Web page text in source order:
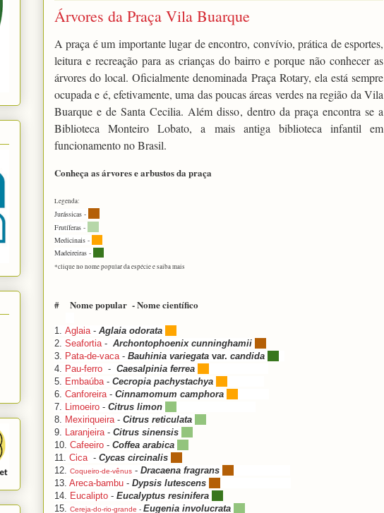
Árvores da Praça Vila Buarque
A praça é um importante lugar de encontro, convívio, prática de esportes,
leitura e recreação para as crianças do bairro e porque não conhecer as
árvores do local. Oficialmente denominada Praça Rotary, ela está sempre
ocupada e é, efetivamente, uma das poucas áreas verdes na região da Vila
Buarque e de Santa Cecilia. Além disso, dentro da praça encontra se a
Biblioteca Monteiro Lobato, a mais antiga biblioteca infantil em
funcionamento no Brasil.
Conheça as árvores e arbustos da praça
Legenda:
Jurássicas -
Frutíferas -
Medicinais -
Madeireiras -
*clique no nome popular da espécie e saiba mais
# Nome popular - Nome científico
1. Aglaia - Aglaia odorata
2. Seafortia - Archontophoenix cunninghamii
3.
Pata-de-vaca - Bauhinia variegata var. candida
4.
Pau-ferro - Caesalpinia ferrea
5.
Embaúba - Cecropia pachystachya
6. Canforeira - Cinnamomum camphora
7.
Limoeiro - Citrus limon
8.
Mexiriqueira - Citrus reticulata
9.
Laranjeira - Citrus sinensis
10. Cafeeiro - Coffea arabica
11. Cica - Cycas circinalis
12.
Coqueiro-de-vênus - Dracaena fragrans
13. Areca-bambu - Dypsis lutescens
14.
Eucalipto - Eucalyptus resinifera
15.
Cereja-do-rio-grande - Eugenia involucrata